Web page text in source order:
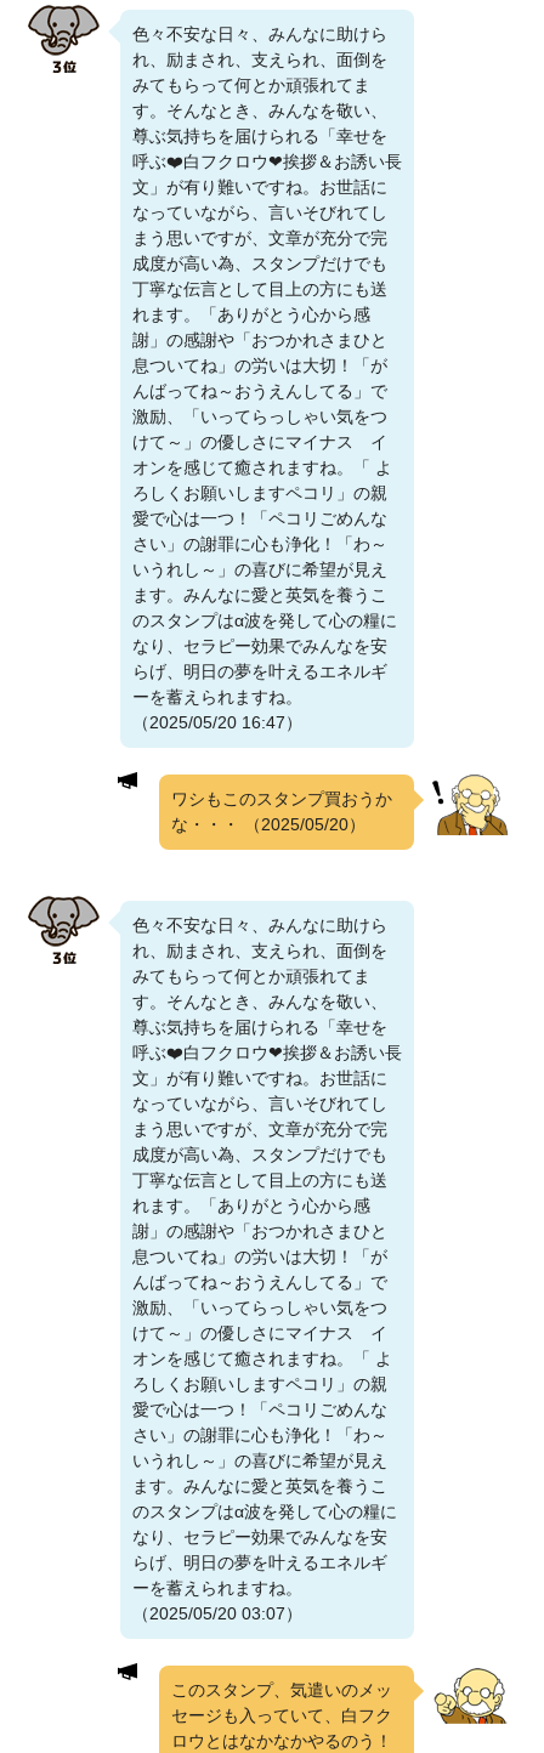
色々不安な日々、みんなに助けら
れ、励まされ、支えられ、面倒を
みてもらって何とか頑張れてま
す。そんなとき、みんなを敬い、
尊ぶ気持ちを届けられる「幸せを
呼ぶ❤️白フクロウ❤挨拶＆お誘い長
文」が有り難いですね。お世話に
なっていながら、言いそびれてし
まう思いですが、文章が充分で完
成度が高い為、スタンプだけでも
丁寧な伝言として目上の方にも送
れます。「ありがとう心から感
謝」の感謝や「おつかれさまひと
息ついてね」の労いは大切！「が
んばってね～おうえんしてる」で
激励、「いってらっしゃい気をつ
けて～」の優しさにマイナス イ
オンを感じて癒されますね。「 よ
ろしくお願いしますペコリ」の親
愛で心は一つ！「ペコリごめんな
さい」の謝罪に心も浄化！「わ～
いうれし～」の喜びに希望が見え
ます。みんなに愛と英気を養うこ
のスタンプはα波を発して心の糧に
なり、セラピー効果でみんなを安
らげ、明日の夢を叶えるエネルギ
ーを蓄えられますね。
（2025/05/20 16:47）
ワシもこのスタンプ買おうか
な・・・
（2025/05/20）
色々不安な日々、みんなに助けら
れ、励まされ、支えられ、面倒を
みてもらって何とか頑張れてま
す。そんなとき、みんなを敬い、
尊ぶ気持ちを届けられる「幸せを
呼ぶ❤️白フクロウ❤挨拶＆お誘い長
文」が有り難いですね。お世話に
なっていながら、言いそびれてし
まう思いですが、文章が充分で完
成度が高い為、スタンプだけでも
丁寧な伝言として目上の方にも送
れます。「ありがとう心から感
謝」の感謝や「おつかれさまひと
息ついてね」の労いは大切！「が
んばってね～おうえんしてる」で
激励、「いってらっしゃい気をつ
けて～」の優しさにマイナス イ
オンを感じて癒されますね。「 よ
ろしくお願いしますペコリ」の親
愛で心は一つ！「ペコリごめんな
さい」の謝罪に心も浄化！「わ～
いうれし～」の喜びに希望が見え
ます。みんなに愛と英気を養うこ
のスタンプはα波を発して心の糧に
なり、セラピー効果でみんなを安
らげ、明日の夢を叶えるエネルギ
ーを蓄えられますね。
（2025/05/20 03:07）
このスタンプ、気遣いのメッ
セージも入っていて、白フク
ロウとはなかなかやるのう！